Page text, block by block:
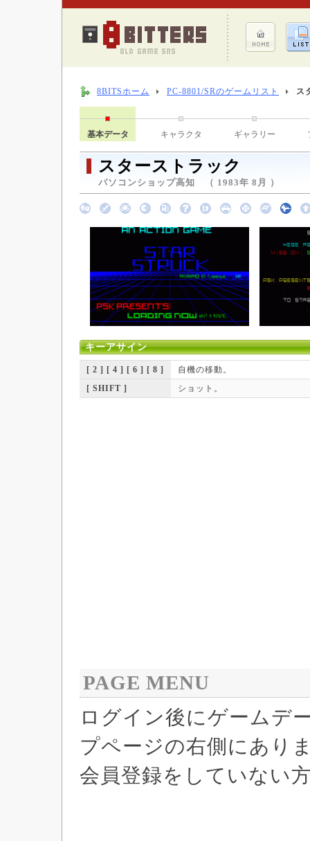
8BITSホーム PC-8801/SRのゲームリスト ス
基本データ キャラクタ ギャラリー
スターストラック
パソコンショップ高知 （ 1983年 8月 ）
キーアサイン
[ 2 ] [ 4 ] [ 6 ] [ 8 ]
自機の移動。
[ SHIFT ]
ショット。
PAGE MENU
ログイン後にゲームデ
プページの右側にあり
会員登録をしていない